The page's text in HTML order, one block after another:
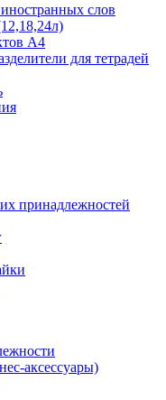
слов
А4
для тетрадей
принадлежностей
аксессуары)